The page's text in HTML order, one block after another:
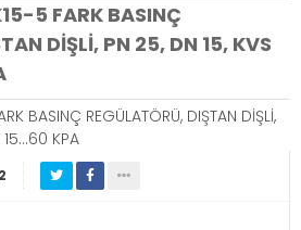
5 FARK BASINÇ
DİŞLİ, PN 25, DN 15, KVS
BASINÇ REGÜLATÖRÜ, DIŞTAN DİŞLİ,
15…60 KPA